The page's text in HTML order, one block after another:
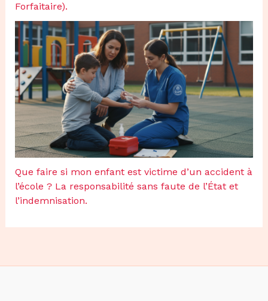
Forfaitaire).
Que faire si mon enfant est victime d’un accident à
l’école ? La responsabilité sans faute de l’État et
l’indemnisation.